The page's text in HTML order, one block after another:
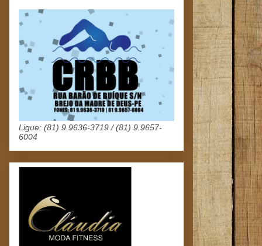
Ligue: (81) 9.9636-3719 / (81) 9.9657-
6004